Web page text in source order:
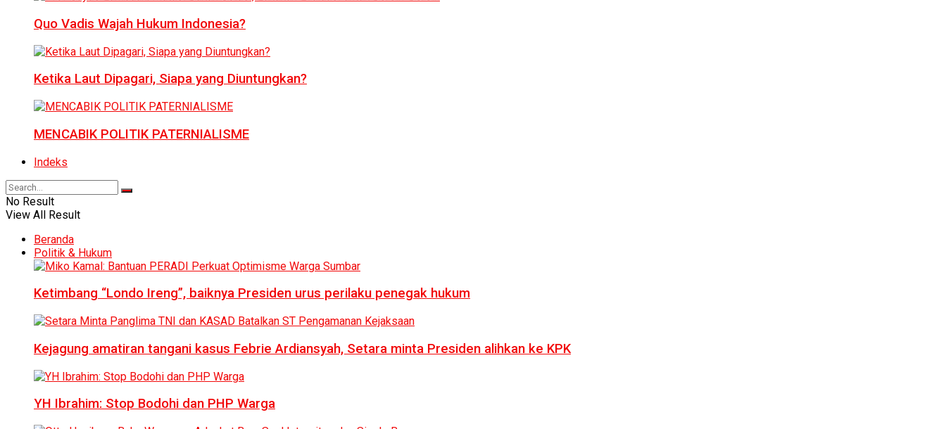
Quo Vadis Wajah Hukum Indonesia?
Ketika Laut Dipagari, Siapa yang Diuntungkan?
MENCABIK POLITIK PATERNIALISME
Indeks
No Result
View All Result
Beranda
Politik & Hukum
Ketimbang “Londo Ireng”, baiknya Presiden urus perilaku penegak hukum
Kejagung amatiran tangani kasus Febrie Ardiansyah, Setara minta Presiden alihkan ke KPK
YH Ibrahim: Stop Bodohi dan PHP Warga